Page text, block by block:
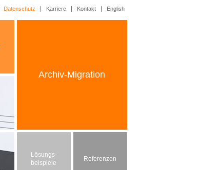
Datenschutz Karriere Kontakt English
Archiv-Migration
Referenzen
Lösungs-
beispiele